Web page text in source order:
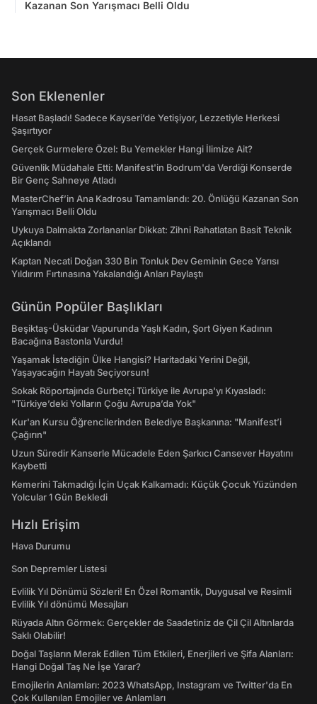
Kazanan Son Yarışmacı Belli Oldu
Son Eklenenler
Hasat Başladı! Sadece Kayseri’de Yetişiyor, Lezzetiyle Herkesi
Şaşırtıyor
Gerçek Gurmelere Özel: Bu Yemekler Hangi İlimize Ait?
Güvenlik Müdahale Etti: Manifest'in Bodrum'da Verdiği Konserde
Bir Genç Sahneye Atladı
MasterChef’in Ana Kadrosu Tamamlandı: 20. Önlüğü Kazanan Son
Yarışmacı Belli Oldu
Uykuya Dalmakta Zorlananlar Dikkat: Zihni Rahatlatan Basit Teknik
Açıklandı
Kaptan Necati Doğan 330 Bin Tonluk Dev Geminin Gece Yarısı
Yıldırım Fırtınasına Yakalandığı Anları Paylaştı
Günün Popüler Başlıkları
Beşiktaş-Üsküdar Vapurunda Yaşlı Kadın, Şort Giyen Kadının
Bacağına Bastonla Vurdu!
Yaşamak İstediğin Ülke Hangisi? Haritadaki Yerini Değil,
Yaşayacağın Hayatı Seçiyorsun!
Sokak Röportajında Gurbetçi Türkiye ile Avrupa'yı Kıyasladı:
"Türkiye’deki Yolların Çoğu Avrupa’da Yok"
Kur'an Kursu Öğrencilerinden Belediye Başkanına: "Manifest’i
Çağırın"
Uzun Süredir Kanserle Mücadele Eden Şarkıcı Cansever Hayatını
Kaybetti
Kemerini Takmadığı İçin Uçak Kalkamadı: Küçük Çocuk Yüzünden
Yolcular 1 Gün Bekledi
Hızlı Erişim
Hava Durumu
Son Depremler Listesi
Evlilik Yıl Dönümü Sözleri! En Özel Romantik, Duygusal ve Resimli
Evlilik Yıl dönümü Mesajları
Rüyada Altın Görmek: Gerçekler de Saadetiniz de Çil Çil Altınlarda
Saklı Olabilir!
Doğal Taşların Merak Edilen Tüm Etkileri, Enerjileri ve Şifa Alanları:
Hangi Doğal Taş Ne İşe Yarar?
Emojilerin Anlamları: 2023 WhatsApp, Instagram ve Twitter'da En
Çok Kullanılan Emojiler ve Anlamları